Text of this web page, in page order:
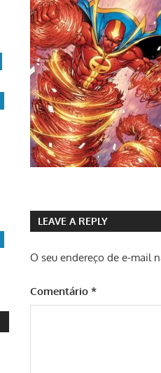
LEAVE A REPLY
O seu endereço de e-mail
Comentário*